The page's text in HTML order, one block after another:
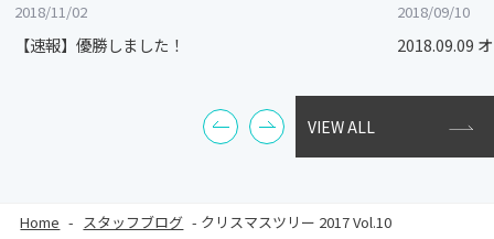
2018/11/02
【速報】優勝しました！
2018/09/10
2018.09.09
VIEW ALL
Home - スタッフブログ - クリスマスツリー 2017 Vol.10